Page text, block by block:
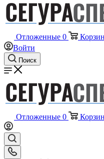
Отложенные 0
Войти
Поиск
Отложенные 0